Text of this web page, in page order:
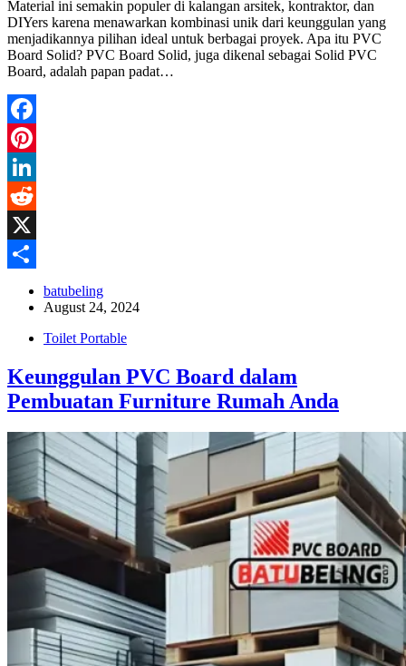
Material ini semakin populer di kalangan arsitek, kontraktor, dan
DIYers karena menawarkan kombinasi unik dari keunggulan yang
menjadikannya pilihan ideal untuk berbagai proyek. Apa itu PVC
Board Solid? PVC Board Solid, juga dikenal sebagai Solid PVC
Board, adalah papan padat…
Facebook
Pinterest
LinkedIn
Reddit
X
batubeling
August 24, 2024
Toilet Portable
Keunggulan PVC Board dalam
Pembuatan Furniture Rumah Anda